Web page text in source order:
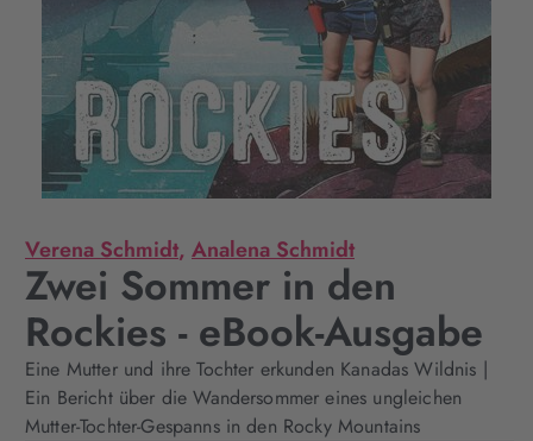
Verena Schmidt, Analena Schmidt
Zwei Sommer in den
Rockies - eBook-Ausgabe
Eine Mutter und ihre Tochter erkunden Kanadas Wildnis |
Ein Bericht über die Wandersommer eines ungleichen
Mutter-Tochter-Gespanns in den Rocky Mountains